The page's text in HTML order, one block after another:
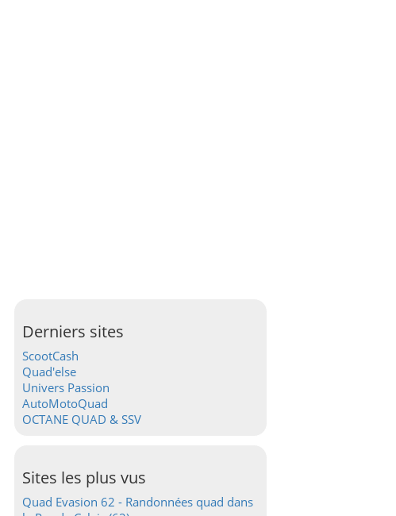
Derniers sites
ScootCash
Quad'else
Univers Passion
AutoMotoQuad
OCTANE QUAD & SSV
Sites les plus vus
Quad Evasion 62 - Randonnées quad dans